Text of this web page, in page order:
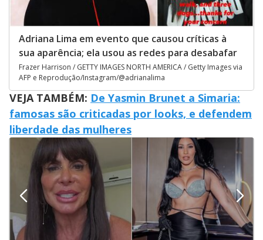
Adriana Lima em evento que causou críticas à
sua aparência; ela usou as redes para desabafar
Frazer Harrison / GETTY IMAGES NORTH AMERICA / Getty Images via
AFP e Reprodução/Instagram/@adrianalima
VEJA TAMBÉM: De Yasmin Brunet a Simaria:
famosas são criticadas por looks, e defendem
liberdade das mulheres